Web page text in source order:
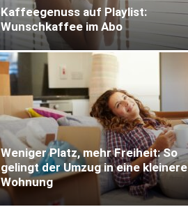
Kaffeegenuss auf Playlist:
Wunschkaffee im Abo
Weniger Platz, mehr Freiheit: So
gelingt der Umzug in eine kleinere
Wohnung